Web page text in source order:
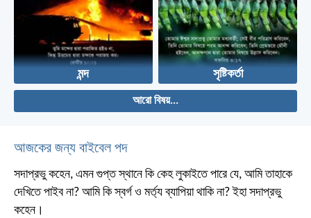
মন্দ সৃষ্টিকর্তা
আরো বিষয়...
আজকের জন্য বাইবেল পদ
সদাপ্রভু কহেন, এমন গুপ্ত স্থানে কি কেহ লুকাইতে পারে যে, আমি তাহাকে
দেখিতে পাইব না? আমি কি স্বর্গ ও মর্ত্য ব্যাপিয়া থাকি না? ইহা সদাপ্রভু
কহেন।